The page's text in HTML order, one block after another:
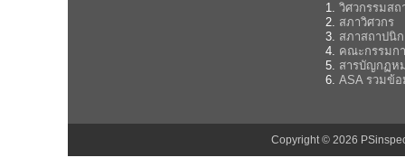
วิศวกรรมสถ
สภาวิศวกร
สภาสถาปนิก
คณะกรรมก
สารบัญกฏห
ASA รวมข้
Copyright © 2026